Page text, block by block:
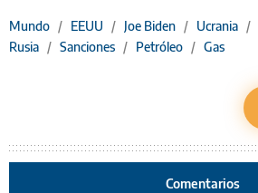
Mundo / EEUU / Joe Biden / Ucrania /
Rusia / Sanciones / Petróleo / Gas
Comentarios